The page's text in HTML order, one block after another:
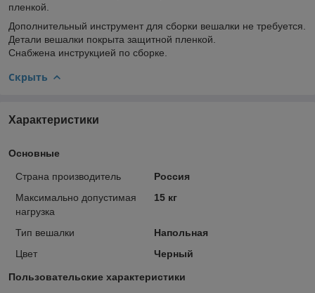
пленкой.
Дополнительный инструмент для сборки вешалки не требуется.
Детали вешалки покрыта защитной пленкой.
Снабжена инструкцией по сборке.
Скрыть
Характеристики
Основные
Страна производитель
Россия
Максимально допустимая
нагрузка
15 кг
Тип вешалки
Напольная
Цвет
Черный
Пользовательские характеристики